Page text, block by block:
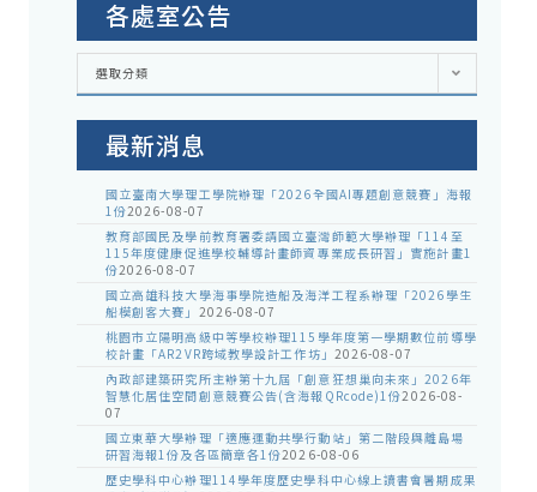
各處室公告
各
室
選取分類
最新消息
國立臺南大學理工學院辦理「2026全國AI專題創意競賽」海報
1份2026-08-07
教育部國民及學前教育署委請國立臺灣師範大學辦理「114至
115年度健康促進學校輔導計畫師資專業成長研習」實施計畫1
份2026-08-07
國立高雄科技大學海事學院造船及海洋工程系辦理「2026學生
船模創客大賽」 2026-08-07
桃園市立陽明高級中等學校辦理115學年度第一學期數位前導學
校計畫「AR2VR跨域教學設計工作坊」 2026-08-07
內政部建築研究所主辦第十九屆「創意狂想巢向未來」2026年
智慧化居住空間創意競賽公告(含海報QRcode)1份2026-08-
07
國立東華大學辦理「適應運動共學行動站」第二階段與離島場
研習海報1份及各區簡章各1份2026-08-06
歷史學科中心辦理114學年度歷史學科中心線上讀書會暑期成果